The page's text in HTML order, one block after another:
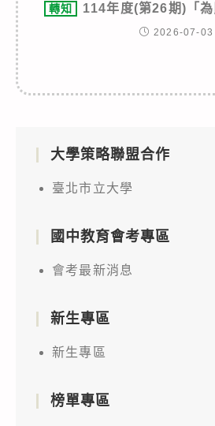
轉知 114年度(第26期)「為
2026-07-03
大學策略聯盟合作
臺北市立大學
國中教育會考專區
會考最新消息
新生專區
新生專區
榜單專區